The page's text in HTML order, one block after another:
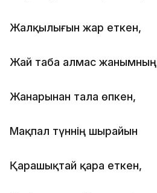
Жалқылығын жар еткен,
Жай таба алмас жанымның
Жанарынан тала өпкен,
Мақпал түннің шырайын
Қарашықтай қара еткен,